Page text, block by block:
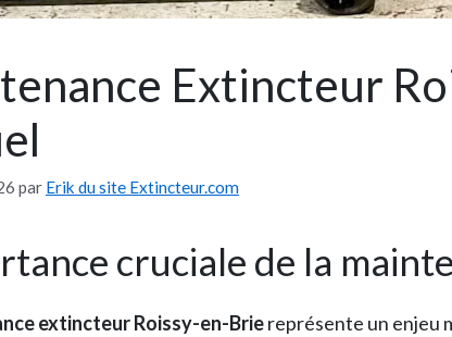
Extincteur
par Erik du site Extincteur.com
cruciale de la
extincteur Roissy-en-Briereprésente un enjeu